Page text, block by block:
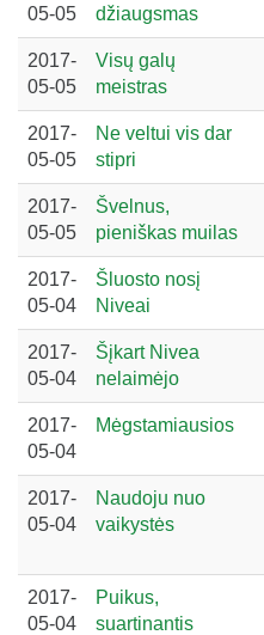
05-05
džiaugsmas
2017-
05-05
Visų galų
meistras
2017-
05-05
Ne veltui vis dar
stipri
2017-
05-05
Švelnus,
pieniškas muilas
2017-
05-04
Šluosto nosį
Niveai
2017-
05-04
Šįkart Nivea
nelaimėjo
2017-
05-04
Mėgstamiausios
2017-
05-04
Naudoju nuo
vaikystės
2017-
05-04
Puikus,
suartinantis